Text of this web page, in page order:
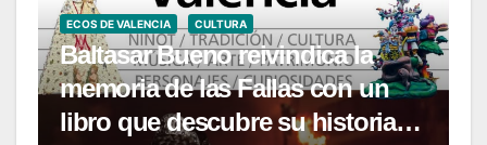
ECOS DE VALENCIA CULTURA
Baltasar Bueno reivindica la
memoria de las Fallas con un
libro que descubre su historia